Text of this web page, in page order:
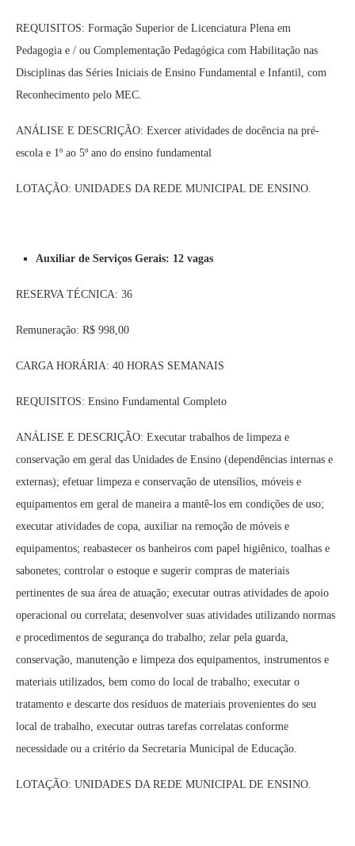
REQUISITOS: Formação Superior de Licenciatura Plena em
Pedagogia e / ou Complementação Pedagógica com Habilitação nas
Disciplinas das Séries Iniciais de Ensino Fundamental e Infantil, com
Reconhecimento pelo MEC.
ANÁLISE E DESCRIÇÃO: Exercer atividades de docência na pré-
escola e 1º ao 5º ano do ensino fundamental
LOTAÇÃO: UNIDADES DA REDE MUNICIPAL DE ENSINO.
Auxiliar de Serviços Gerais: 12 vagas
RESERVA TÉCNICA: 36
Remuneração: R$ 998,00
CARGA HORÁRIA: 40 HORAS SEMANAIS
REQUISITOS: Ensino Fundamental Completo
ANÁLISE E DESCRIÇÃO: Executar trabalhos de limpeza e
conservação em geral das Unidades de Ensino (dependências internas e
externas); efetuar limpeza e conservação de utensílios, móveis e
equipamentos em geral de maneira a mantê-los em condições de uso;
executar atividades de copa, auxiliar na remoção de móveis e
equipamentos; reabastecer os banheiros com papel higiênico, toalhas e
sabonetes; controlar o estoque e sugerir compras de materiais
pertinentes de sua área de atuação; executar outras atividades de apoio
operacional ou correlata; desenvolver suas atividades utilizando normas
e procedimentos de segurança do trabalho; zelar pela guarda,
conservação, manutenção e limpeza dos equipamentos, instrumentos e
materiais utilizados, bem como do local de trabalho; executar o
tratamento e descarte dos resíduos de materiais provenientes do seu
local de trabalho, executar outras tarefas correlatas conforme
necessidade ou a critério da Secretaria Municipal de Educação.
LOTAÇÃO: UNIDADES DA REDE MUNICIPAL DE ENSINO.